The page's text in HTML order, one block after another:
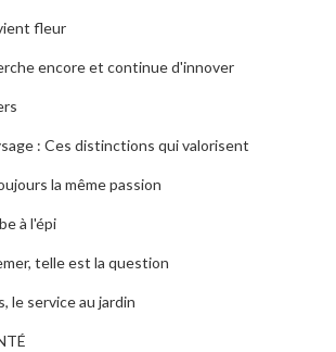
fleur
encore et continue d'innover
: Ces distinctions qui valorisent
la même passion
à l'épi
telle est la question
le service au jardin